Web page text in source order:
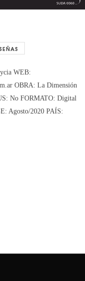
WEB:
OBRA: La Dimensión
No FORMATO: Digital
Agosto/2020 PAÍS: